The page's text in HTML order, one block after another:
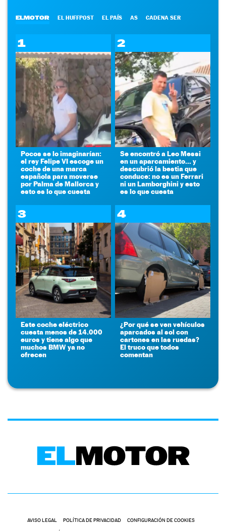
ELMOTOR EL HUFFPOST EL PAÍS AS CADENA SER
1
Pocos se lo imaginarían:
el rey Felipe VI escoge un
coche de una marca
española para moverse
por Palma de Mallorca y
esto es lo que cuesta
2
Se encontró a Leo Messi
en un aparcamiento... y
descubrió la bestia que
conduce: no es un Ferrari
ni un Lamborghini y esto
es lo que cuesta
3
Este coche eléctrico
cuesta menos de 14.000
euros y tiene algo que
muchos BMW ya no
ofrecen
4
¿Por qué se ven vehículos
aparcados al sol con
cartones en las ruedas?
El truco que todos
comentan
AVISO LEGAL POLÍTICA DE PRIVACIDAD CONFIGURACIÓN DE COOKIES